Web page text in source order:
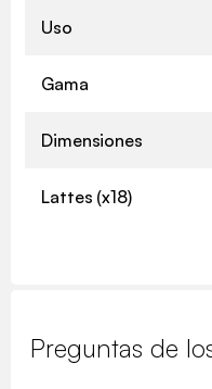
Uso
Gama
Dimensiones
Lattes (x18)
Preguntas de